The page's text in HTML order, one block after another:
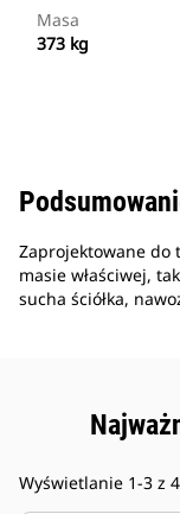
Masa
373 kg
Zaprojektowane do
masie właściwej,
sucha ściółka,
Wyświetlanie 1-3 z 4